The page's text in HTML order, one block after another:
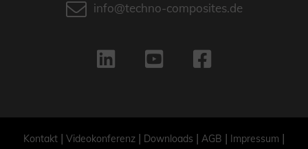
info@techno-composites.de
Kontakt | Videokonferenz | Downloads | AGB | Impressum |